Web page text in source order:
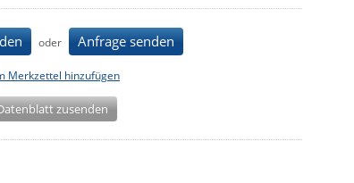
oder Anfrage senden
Merkzettel hinzufügen
zusenden